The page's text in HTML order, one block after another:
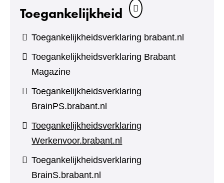
Toegankelijkheid
Toegankelijkheidsverklaring brabant.nl
Toegankelijkheidsverklaring Brabant
Magazine
Toegankelijkheidsverklaring
BrainPS.brabant.nl
Toegankelijkheidsverklaring
Werkenvoor.brabant.nl
Toegankelijkheidsverklaring
BrainS.brabant.nl